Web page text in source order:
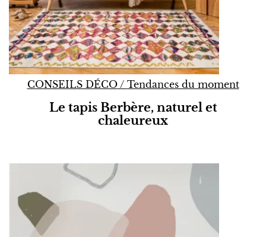
CONSEILS DÉCO/ Tendances du moment
Le tapis Berbère, naturel et
chaleureux